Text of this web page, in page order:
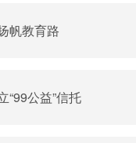
帆教育路
“99公益”信托